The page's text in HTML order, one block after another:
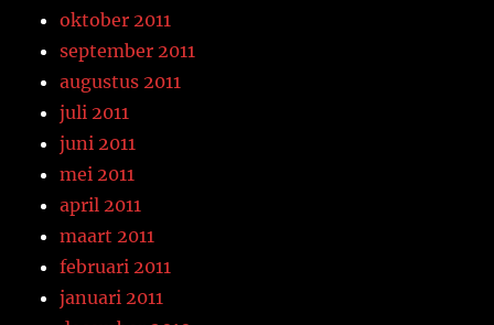
oktober 2011
september 2011
augustus 2011
juli 2011
juni 2011
mei 2011
april 2011
maart 2011
februari 2011
januari 2011